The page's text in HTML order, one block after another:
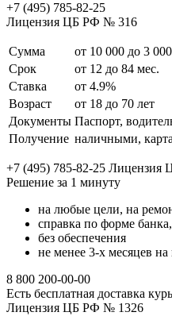
+7 (495) 785-82-25
Лицензия ЦБ РФ № 316
Сумма
от 10 000 до 3
Срок
от 12 до 84 мес.
Ставка
от 4.9%
Возраст
от 18 до 70 лет
Документы Паспорт,
Получение наличными,
+7 (495) 785-82-25
Решение за 1 минуту
на любые цели, на
справка по форме
без обеспечения
не менее 3-х месяцев
8 800 200-00-00
Есть бесплатная доставка
Лицензия ЦБ РФ № 1326